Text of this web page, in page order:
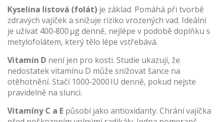
Kyselina listová (folát) je základ. Pomáhá při tvorbě
zdravých vajíček a snižuje riziko vrozených vad. Ideální
je užívat 400‑800 µg denně, nejlépe v podobě doplňku s
metylofolátem, který tělo lépe vstřebává.
Vitamín D není jen pro kosti. Studie ukazují, že
nedostatek vitamínu D může snižovat šance na
otěhotnění. Stačí 1000‑2000 IU denně, pokud nejste
pravidelně na slunci.
Vitamíny C a E působí jako antioxidanty. Chrání vajíčka